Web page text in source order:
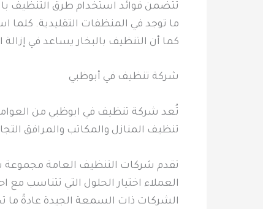
تتضمن فوائد استخدام طرق التنظيف
ما توجد في المنظفات التقليدية. كلما
كما أن التنظيف بالبخار يساعد في
شركة تنظيف في أبوظبي
تُعد شركة تنظيف في ابوظبي من
تنظيف المنازل والمكاتب والمرافق
تقدم شركات التنظيف العامة مجموعة
العملاء اختيار الحلول التي تتناسب
الشركات ذات السمعة الجيدة عادةً ما